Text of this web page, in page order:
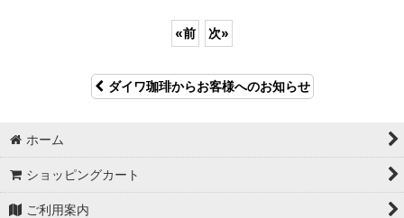
«前 次»
ダイワ珈琲からお客様へのお知らせ
ホーム
ショッピングカート
ご利用案内